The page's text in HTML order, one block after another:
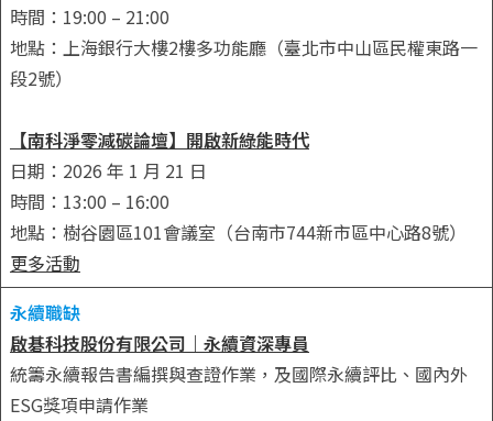
時間：19:00 – 21:00
地點：上海銀行大樓2樓多功能廳（臺北市中山區民權東路一
段2號）
【南科淨零減碳論壇】開啟新綠能時代
日期：2026 年 1 月 21 日
時間：13:00 – 16:00
地點：樹谷園區101會議室（台南市744新市區中心路8號）
更多活動
永續職缺
啟碁科技股份有限公司｜永續資深專員
統籌永續報告書編撰與查證作業，及國際永續評比、國內外
ESG獎項申請作業